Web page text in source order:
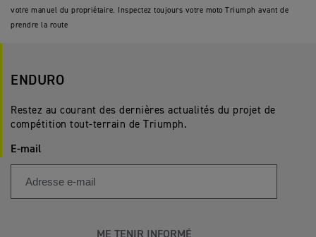
votre manuel du propriétaire. Inspectez toujours votre moto Triumph avant de
prendre la route
ENDURO
Restez au courant des dernières actualités du projet de
compétition tout-terrain de Triumph.
E-mail